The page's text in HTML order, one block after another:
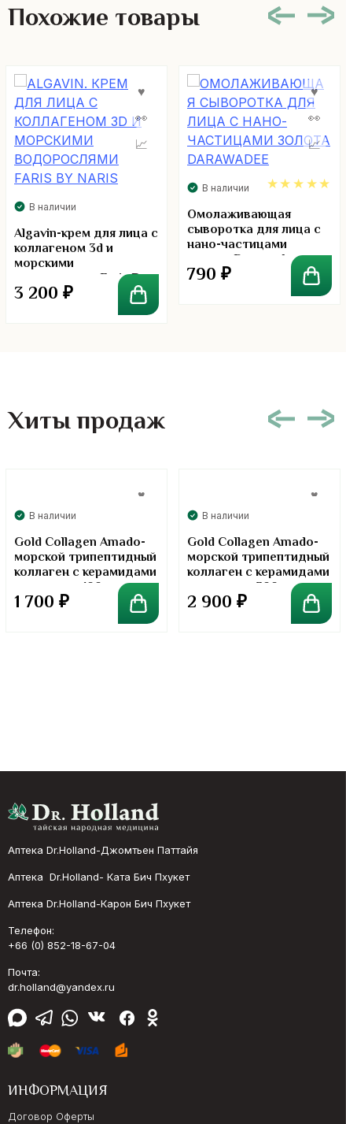
Похожие товары
В наличии
Algavin-крем для лица с
коллагеном 3d и
морскими
водорослями Faris By
Naris
3 200 ₽
В наличии
5.00
Омолаживающая
сыворотка для лица с
нано-частицами
золота Darawadee
790 ₽
Хиты продаж
В наличии
Gold Collagen Amado-
морской трипептидный
коллаген с керамидами
в порошке. 100 грамм
1 700 ₽
В наличии
Gold Collagen Amado-
морской трипептидный
коллаген с керамидами
в порошке. 300 грамм
2 900 ₽
Аптека Dr.Holland-Джомтьен Паттайя
Аптека Dr.Holland- Ката Бич Пхукет
Аптека Dr.Holland-Карон Бич Пхукет
Телефон:
+66 (0) 852-18-67-04
Почта:
dr.holland@yandex.ru
ИНФОРМАЦИЯ
Договор Оферты